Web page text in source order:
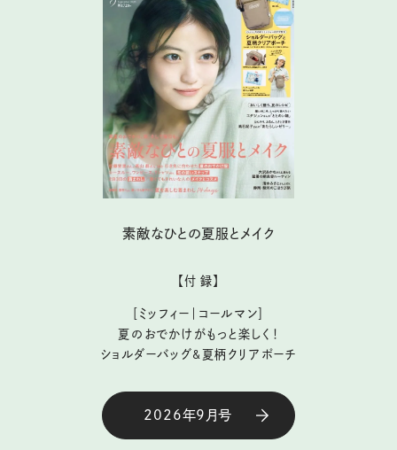
素敵なひとの夏服とメイク
【付 録】
［ミッフィー｜コールマン］
夏のおでかけがもっと楽しく！
ショルダーバッグ&夏柄クリアポーチ
2026年9月号